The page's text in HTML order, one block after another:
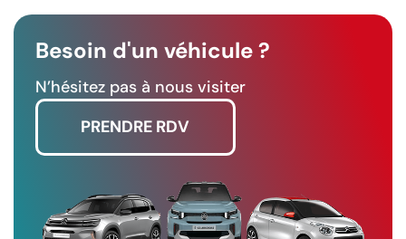
Besoin d'un véhicule ?
N’hésitez pas à nous visiter
PRENDRE RDV